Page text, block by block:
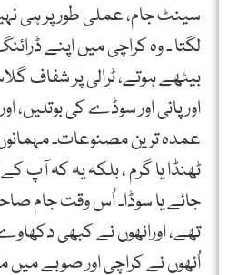
سینٹ جام، عملی طور پر ہی
لگتا ۔ وہ کراچی میں اپنے
بیٹھے ہوتے، ٹرالی پر شفاف
اور پانی اور سوڈے کی بوتلیں،
عمدہ ترین مصنوعات۔
ٹھنڈا یا گرم ، بلکہ یہ کہ آپ
جائے یا سوڈا۔ اُس وقت جام
تھے، اورانھوں نے کبھی
اُنھوں نے کراچی اور صوبے